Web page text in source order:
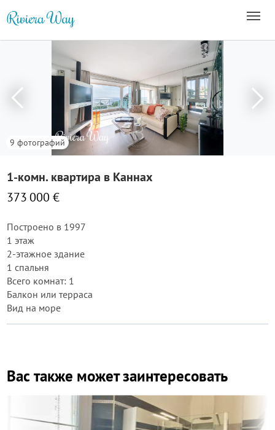
9 фотографий
1-комн. квартира в Каннах
373 000 €
Построено в 1997
1 этаж
2-этажное здание
1 спальня
Всего комнат: 1
Балкон или терраса
Вид на море
Вас также может заинтересовать